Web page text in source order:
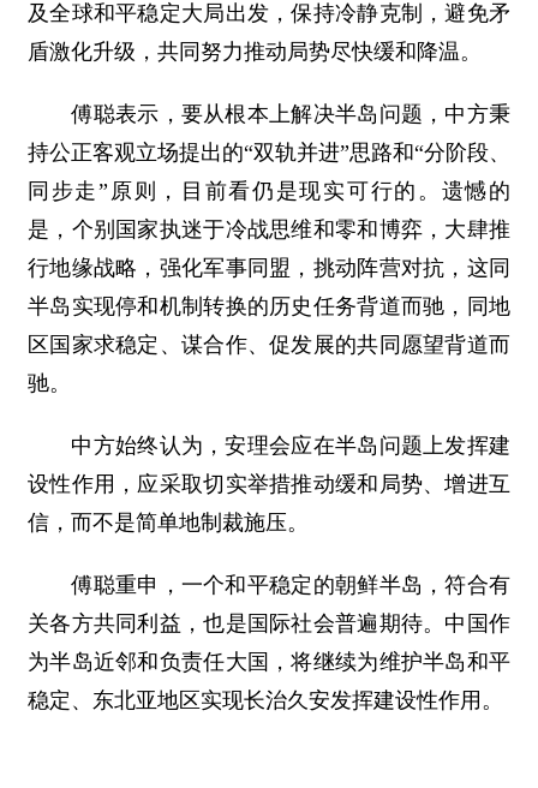
及全球和平稳定大局出发，保持冷静克制，避免矛
盾激化升级，共同努力推动局势尽快缓和降温。
傅聪表示，要从根本上解决半岛问题，中方秉
持公正客观立场提出的“双轨并进”思路和“分阶段、
同步走”原则，目前看仍是现实可行的。遗憾的
是，个别国家执迷于冷战思维和零和博弈，大肆推
行地缘战略，强化军事同盟，挑动阵营对抗，这同
半岛实现停和机制转换的历史任务背道而驰，同地
区国家求稳定、谋合作、促发展的共同愿望背道而
驰。
中方始终认为，安理会应在半岛问题上发挥建
设性作用，应采取切实举措推动缓和局势、增进互
信，而不是简单地制裁施压。
傅聪重申，一个和平稳定的朝鲜半岛，符合有
关各方共同利益，也是国际社会普遍期待。中国作
为半岛近邻和负责任大国，将继续为维护半岛和平
稳定、东北亚地区实现长治久安发挥建设性作用。